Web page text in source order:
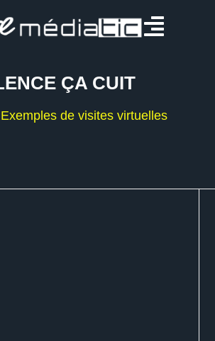
ÇA CUIT
Exemples de visites virtuelles